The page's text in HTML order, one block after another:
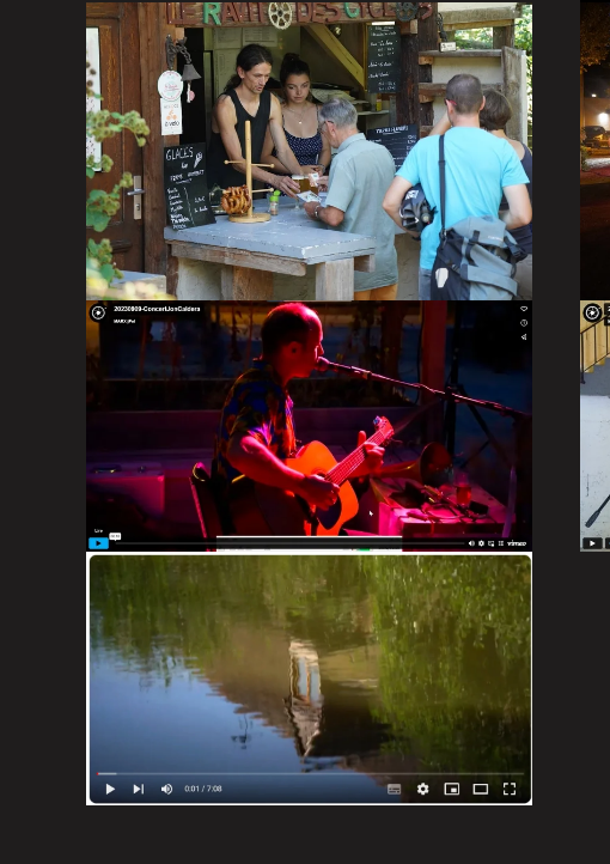
Alexis Mertz en concert au «Ravito des Cyclos« ,
avec l’équipe de «Repère des Alsaciens
Le 15 août 2023
PHOTOS
Clip en devenir. Inscription sur la page d’accueil
si tu veux voir la suite …
VIDÉO
pour Alexis, concert Ravito
VOIR LA VIDEO